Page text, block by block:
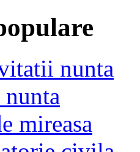
nunta
mireasa